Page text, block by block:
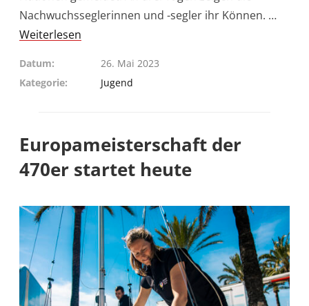
Nachwuchsseglerinnen und -segler ihr Können. …
Weiterlesen
Datum
26. Mai 2023
Kategorie
Jugend
Europameisterschaft der
470er startet heute